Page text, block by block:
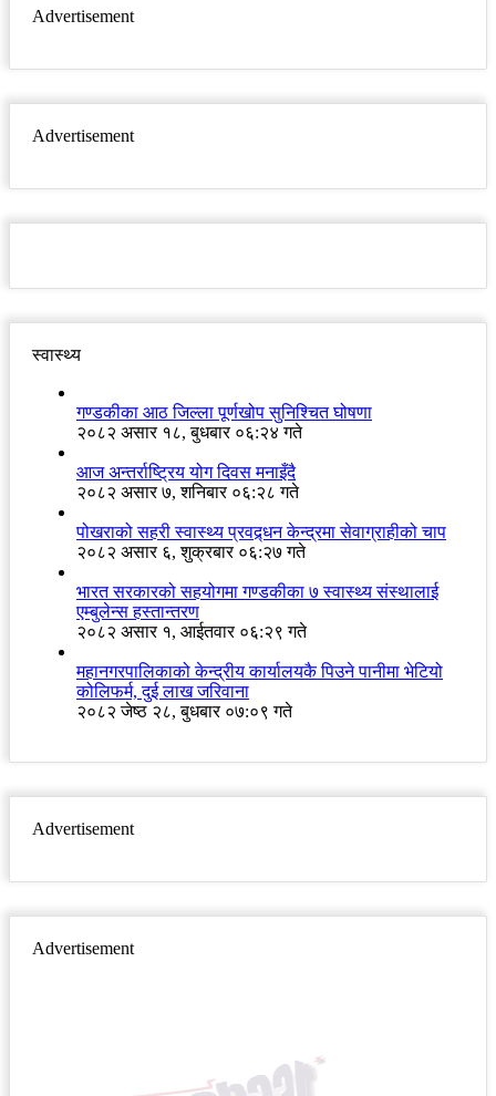
Advertisement
Advertisement
स्वास्थ्य
गण्डकीका आठ जिल्ला पूर्णखोप सुनिश्चित घोषणा
२०८२ असार १८, बुधबार ०६:२४ गते
आज अन्तर्राष्ट्रिय योग दिवस मनाइँदै
२०८२ असार ७, शनिबार ०६:२८ गते
पोखराको सहरी स्वास्थ्य प्रवद्र्धन केन्द्रमा सेवाग्राहीको चाप
२०८२ असार ६, शुक्रबार ०६:२७ गते
भारत सरकारको सहयोगमा गण्डकीका ७ स्वास्थ्य संस्थालाई
एम्बुलेन्स हस्तान्तरण
२०८२ असार १, आईतवार ०६:२९ गते
महानगरपालिकाको केन्द्रीय कार्यालयकै पिउने पानीमा भेटियो
कोलिफर्म, दुई लाख जरिवाना
२०८२ जेष्ठ २८, बुधबार ०७:०९ गते
Advertisement
Advertisement